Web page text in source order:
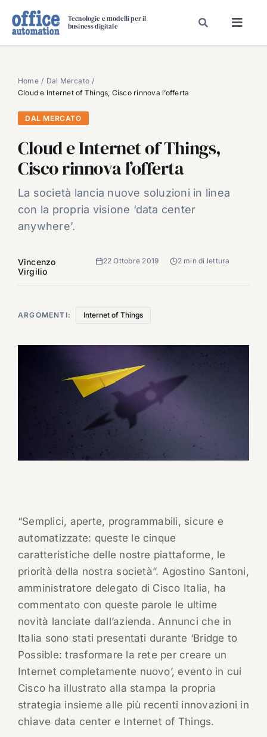
Tecnologie e modelli per il
business digitale
SPECIAL PAPER
TAVOLE ROTONDE DI REDAZIONE
DAL MERCATO
CARRIERE
VIDEO
EVENTI
CHI SIAMO
Home
Dal Mercato
Cloud e Internet of Things, Cisco rinnova l’offerta
DAL MERCATO
Cloud e Internet of Things,
Cisco rinnova l’offerta
La società lancia nuove soluzioni in linea
con la propria visione ‘data center
anywhere’.
Vincenzo
Virgilio
22 Ottobre 2019 2 min di lettura
ARGOMENTI: Internet of Things
“Semplici, aperte, programmabili, sicure e
automatizzate: queste le cinque
caratteristiche delle nostre piattaforme, le
priorità della nostra società”. Agostino Santoni,
amministratore delegato di Cisco Italia, ha
commentato con queste parole le ultime
novità lanciate dall’azienda. Annunci che in
Italia sono stati presentati durante ‘Bridge to
Possible: trasformare la rete per creare un
Internet completamente nuovo’, evento in cui
Cisco ha illustrato alla stampa la propria
strategia insieme alle più recenti innovazioni in
chiave data center e Internet of Things.